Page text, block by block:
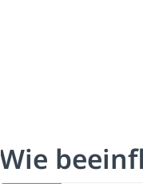
Wie